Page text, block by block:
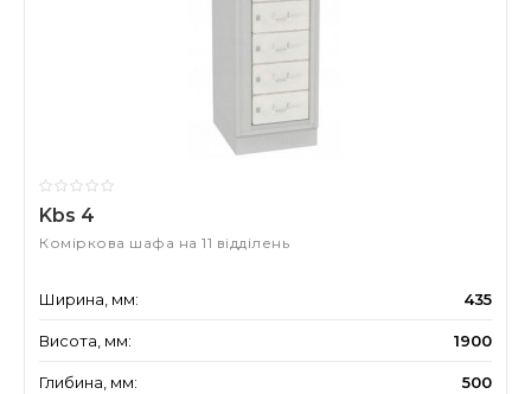
Kbs 4
Коміркова шафа на 11 відділень
Ширина, мм: 435
Висота, мм: 1900
Глибина, мм: 500